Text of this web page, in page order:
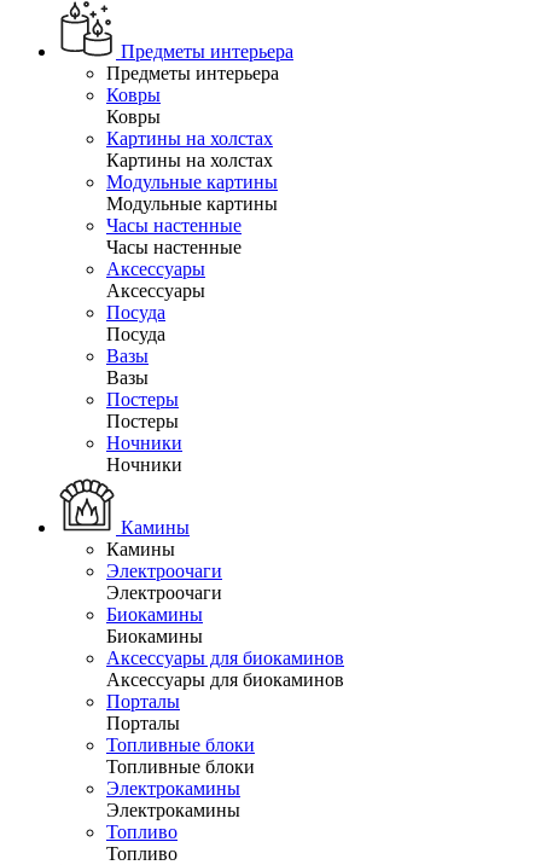
Предметы интерьера
Предметы интерьера
Ковры
Ковры
Картины на холстах
Картины на холстах
Модульные картины
Модульные картины
Часы настенные
Часы настенные
Аксессуары
Аксессуары
Посуда
Посуда
Вазы
Вазы
Постеры
Постеры
Ночники
Ночники
Камины
Камины
Электроочаги
Электроочаги
Биокамины
Биокамины
Аксессуары для биокаминов
Аксессуары для биокаминов
Порталы
Порталы
Топливные блоки
Топливные блоки
Электрокамины
Электрокамины
Топливо
Топливо